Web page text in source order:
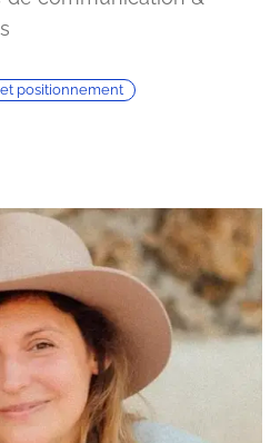
positionnement